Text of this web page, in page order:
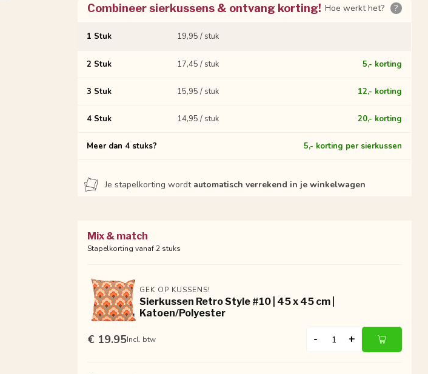
Combineer sierkussens & ontvang korting! Hoe werkt het? ?
1 Stuk 19,95 / stuk
2 Stuk 17,45 / stuk 5,- korting
3 Stuk 15,95 / stuk 12,- korting
4 Stuk 14,95 / stuk 20,- korting
Meer dan 4 stuks? 5,- korting per sierkussen
Je stapelkorting wordt automatisch verrekend in je winkelwagen
Mix & match
Stapelkorting vanaf 2 stuks
GEK OP KUSSENS!
Sierkussen Retro Style #10 | 45 x 45 cm |
Katoen/Polyester
€ 19.95Incl. btw - +